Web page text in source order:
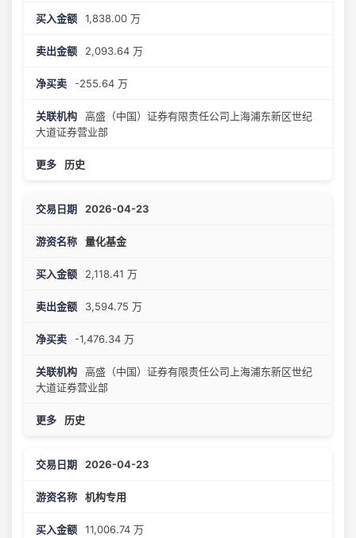
1,838.00 万
2,093.64 万
-255.64 万
高盛（中国）证券有限责任公司上海浦东新区世纪
大道证券营业部
历史
2026-04-23
量化基金
2,118.41 万
3,594.75 万
-1,476.34 万
高盛（中国）证券有限责任公司上海浦东新区世纪
大道证券营业部
历史
2026-04-23
机构专用
11,006.74 万